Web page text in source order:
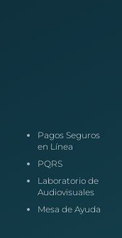
Pagos Seguros
en Línea
PQRS
Laboratorio de
Audiovisuales
Mesa de Ayuda